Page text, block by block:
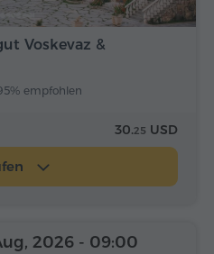
Voskevaz &
empfohlen
30.25 USD
2026 - 09:00